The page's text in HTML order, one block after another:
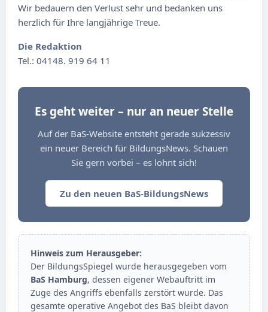
Wir bedauern den Verlust sehr und bedanken uns
herzlich für Ihre langjährige Treue.
Die Redaktion
Tel.: 04148. 919 64 11
Es geht weiter – nur an neuer Stelle
Auf der BaS-Website entsteht gerade sukzessiv
ein neuer Bereich für BildungsNews. Schauen
Sie gern vorbei – es lohnt sich!
Zu den neuen BaS-BildungsNews
Hinweis zum Herausgeber:
Der BildungsSpiegel wurde herausgegeben vom
BaS Hamburg, dessen eigener Webauftritt im
Zuge des Angriffs ebenfalls zerstört wurde. Das
gesamte operative Angebot des BaS bleibt davon